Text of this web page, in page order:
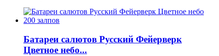
Батареи салютов Русский Фейерверк
Цветное небо...